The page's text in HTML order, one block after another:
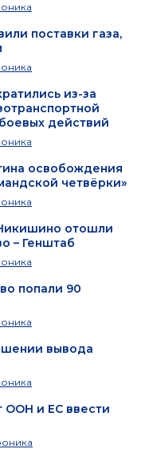
поставки газа,
из-за
действий
освобождения
четвёрки»
отошли
– Генштаб
попали 90
вывода
и ЕС ввести